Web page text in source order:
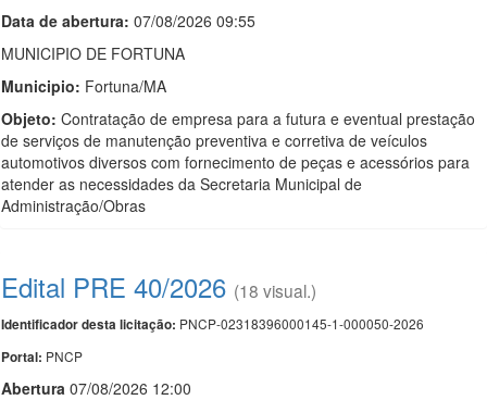
Data de abertura: 07/08/2026 09:55
MUNICIPIO DE FORTUNA
Municipio: Fortuna/MA
Objeto: Contratação de empresa para a futura e eventual prestação
de serviços de manutenção preventiva e corretiva de veículos
automotivos diversos com fornecimento de peças e acessórios para
atender as necessidades da Secretaria Municipal de
Administração/Obras
Edital PRE 40/2026 (18 visual.)
Identificador desta licitação: PNCP-02318396000145-1-000050-2026
Portal: PNCP
Abertura 07/08/2026 12:00